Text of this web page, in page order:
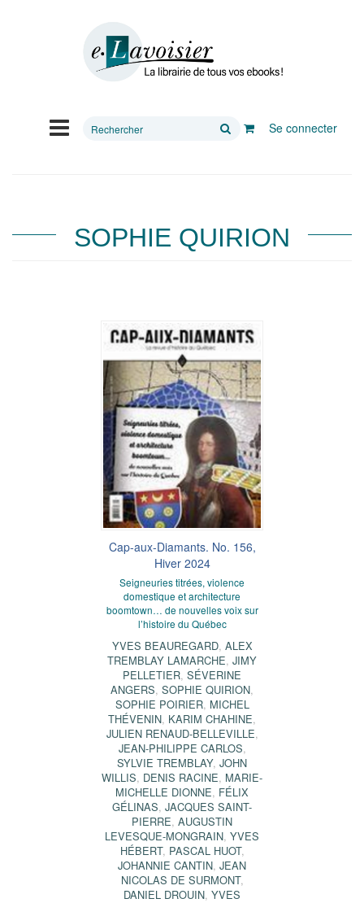
Rechercher
Se connecter
SOPHIE QUIRION
Cap-aux-Diamants. No. 156,
Hiver 2024
Seigneuries titrées, violence
domestique et architecture
boomtown… de nouvelles voix sur
l’histoire du Québec
YVES BEAUREGARD, ALEX
TREMBLAY LAMARCHE, JIMY
PELLETIER, SÉVERINE
ANGERS, SOPHIE QUIRION,
SOPHIE POIRIER, MICHEL
THÉVENIN, KARIM CHAHINE,
JULIEN RENAUD-BELLEVILLE,
JEAN-PHILIPPE CARLOS,
SYLVIE TREMBLAY, JOHN
WILLIS, DENIS RACINE, MARIE-
MICHELLE DIONNE, FÉLIX
GÉLINAS, JACQUES SAINT-
PIERRE, AUGUSTIN
LEVESQUE-MONGRAIN, YVES
HÉBERT, PASCAL HUOT,
JOHANNIE CANTIN, JEAN
NICOLAS DE SURMONT,
DANIEL DROUIN, YVES